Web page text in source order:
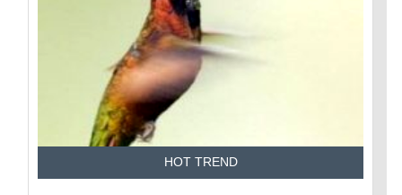
HOT TREND